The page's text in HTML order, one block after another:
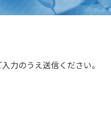
力のうえ送信ください。